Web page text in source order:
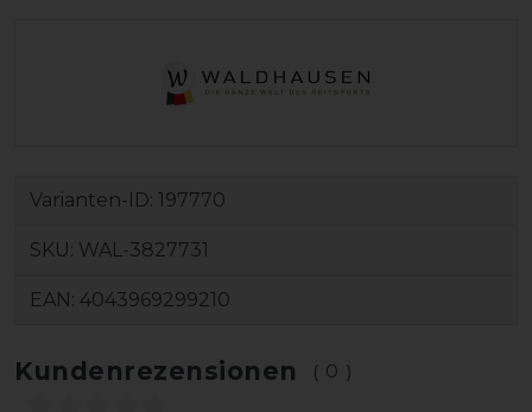
Varianten-ID: 197770
SKU: WAL-3827731
EAN: 4043969299210
Kundenrezensionen (0)